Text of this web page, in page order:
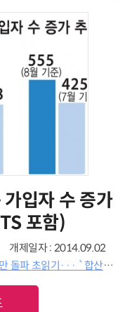
입자 수 증가
포함)
개제일자 : 2014.09.02
··· `합산규제` 둘러싼 논쟁 가열